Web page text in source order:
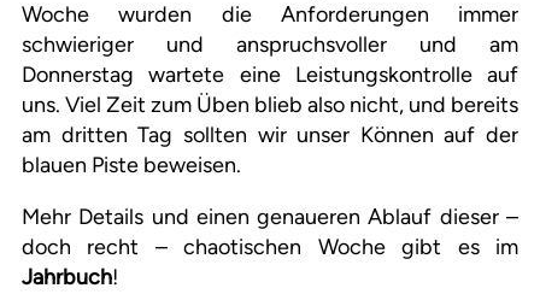
Woche wurden die Anforderungen immer
schwieriger und anspruchsvoller und am
Donnerstag wartete eine Leistungskontrolle auf
uns. Viel Zeit zum Üben blieb also nicht, und bereits
am dritten Tag sollten wir unser Können auf der
blauen Piste beweisen.
Mehr Details und einen genaueren Ablauf dieser –
doch recht – chaotischen Woche gibt es im
Jahrbuch!